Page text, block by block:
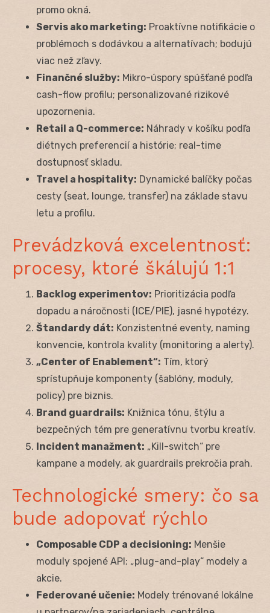
promo okná.
Servis ako marketing: Proaktívne notifikácie o
problémoch s dodávkou a alternatívach; bodujú
viac než zľavy.
Finančné služby: Mikro-úspory spúšťané podľa
cash-flow profilu; personalizované rizikové
upozornenia.
Retail a Q-commerce: Náhrady v košíku podľa
diétnych preferencií a histórie; real-time
dostupnosť skladu.
Travel a hospitality: Dynamické balíčky počas
cesty (seat, lounge, transfer) na základe stavu
letu a profilu.
Prevádzková excelentnosť:
procesy, ktoré škálujú 1:1
Backlog experimentov: Prioritizácia podľa
dopadu a náročnosti (ICE/PIE), jasné hypotézy.
Štandardy dát: Konzistentné eventy, naming
konvencie, kontrola kvality (monitoring a alerty).
„Center of Enablement“: Tím, ktorý
sprístupňuje komponenty (šablóny, moduly,
policy) pre biznis.
Brand guardrails: Knižnica tónu, štýlu a
bezpečných tém pre generatívnu tvorbu kreatív.
Incident manažment: „Kill-switch“ pre
kampane a modely, ak guardrails prekročia prah.
Technologické smery: čo sa
bude adopovať rýchlo
Composable CDP a decisioning: Menšie
moduly spojené API; „plug-and-play“ modely a
akcie.
Federované učenie: Modely trénované lokálne